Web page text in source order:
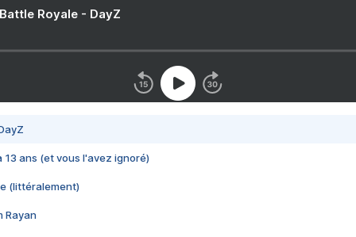
Royale - DayZ
13 ans (et vous l'avez ignoré)
(littéralement)
Rayan